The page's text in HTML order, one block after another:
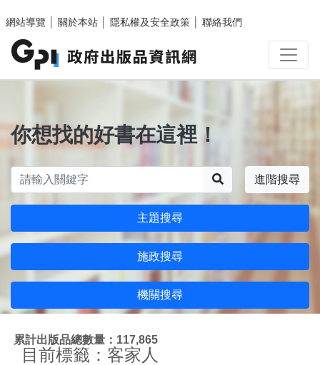
網站導覽
關於本站 隱私權及安全政策 聯絡我們
你想找的好書在這裡！
進階搜尋
主題搜尋
施政搜尋
機關搜尋
累計出版品總數量：117,865
目前標籤：客家人